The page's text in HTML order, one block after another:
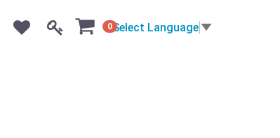
0 Select Language ▼